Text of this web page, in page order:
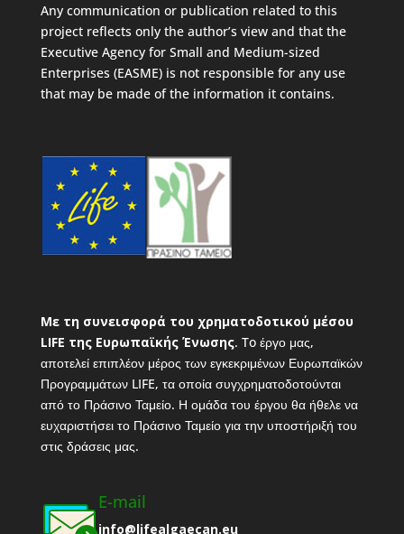
Any communication or publication related to this
project reflects only the author’s view and that the
Executive Agency for Small and Medium-sized
Enterprises (EASME) is not responsible for any use
that may be made of the information it contains.
Με τη συνεισφορά του χρηματοδοτικού μέσου
LIFE της Ευρωπαϊκής Ένωσης. To έργο μας,
αποτελεί επιπλέον μέρος των εγκεκριμένων Ευρωπαϊκών
Προγραμμάτων LIFE, τα οποία συγχρηματοδοτούνται
από το Πράσινο Ταμείο. Η ομάδα του έργου θα ήθελε να
ευχαριστήσει το Πράσινο Ταμείο για την υποστήριξή του
στις δράσεις μας.
E-mail
info@lifealgaecan.eu